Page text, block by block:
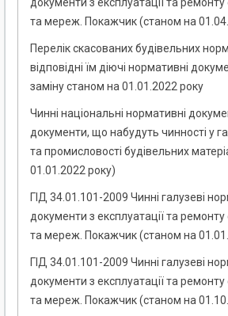
документи з експлуатації та ремонту
та мереж. Покажчик (станом на
Перелік скасованих будівельних
відповідні їм діючі нормативні
заміну станом на 01.01.2022 року
Чинні національні нормативні
документи, що набудуть чинності у
та промисловості будівельних
01.01.2022 року)
ГІД 34.01.101-2009 Чинні галузеві
документи з експлуатації та ремонту
та мереж. Покажчик (станом на
ГІД 34.01.101-2009 Чинні галузеві
документи з експлуатації та ремонту
та мереж. Покажчик (станом на